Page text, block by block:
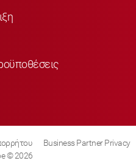
Business Partner Privacy
© 2026